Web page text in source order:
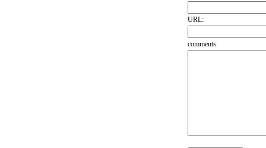
URL:
comments: